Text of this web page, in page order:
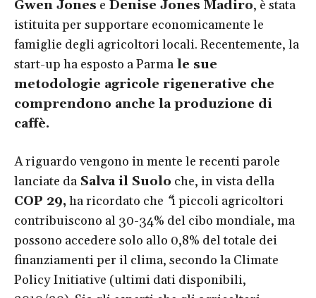
Gwen Jones e Denise Jones Madiro, è stata
istituita per supportare economicamente le
famiglie degli agricoltori locali. Recentemente, la
start-up ha esposto a Parma le sue
metodologie agricole rigenerative che
comprendono anche la produzione di
caffè.
A riguardo vengono in mente le recenti parole
lanciate da Salva il Suolo che, in vista della
COP 29, ha ricordato che “i piccoli agricoltori
contribuiscono al 30-34% del cibo mondiale, ma
possono accedere solo allo 0,8% del totale dei
finanziamenti per il clima, secondo la Climate
Policy Initiative (ultimi dati disponibili,